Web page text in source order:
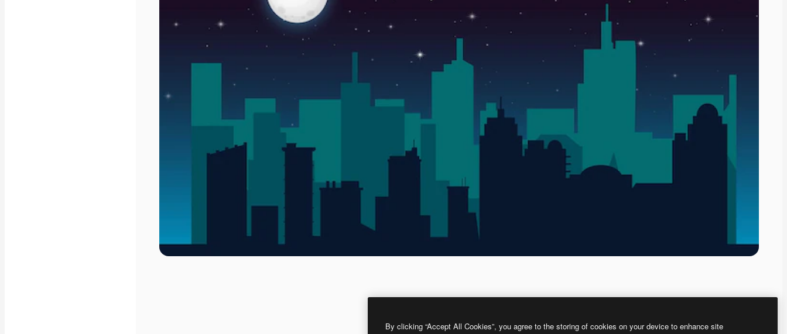
By clicking “Accept All Cookies”, you agree to the storing of cookies on your device to enhance site